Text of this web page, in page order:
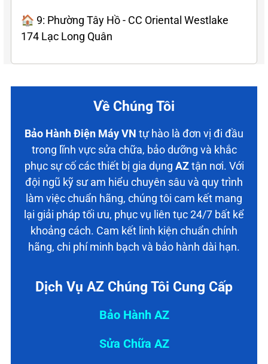
🏠 9: Phường Tây Hồ - CC Oriental Westlake
174 Lạc Long Quân
Về Chúng Tôi
Bảo Hành Điện Máy VN tự hào là đơn vị đi đầu
trong lĩnh vực sửa chữa, bảo dưỡng và khắc
phục sự cố các thiết bị gia dụng AZtận nơi. Với
đội ngũ kỹ sư am hiểu chuyên sâu và quy trình
làm việc chuẩn hãng, chúng tôi cam kết mang
lại giải pháp tối ưu, phục vụ liên tục 24/7 bất kể
khoảng cách. Cam kết linh kiện chuẩn chính
hãng, chi phí minh bạch và bảo hành dài hạn.
Dịch Vụ AZ Chúng Tôi Cung Cấp
Bảo Hành AZ
Sửa Chữa AZ